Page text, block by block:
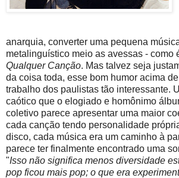
anarquia, converter uma pequena
metalinguístico meio as avessas - como
Qualquer Canção. Mas talvez seja
da coisa toda, esse bom humor acima
trabalho dos paulistas tão interessante.
caótico que o elogiado e homônimo
coletivo parece apresentar uma maior
cada canção tendo personalidade
disco, cada música era um caminho à
parece ter finalmente encontrado uma
"Isso não significa menos diversidade
pop ficou mais pop; o que era